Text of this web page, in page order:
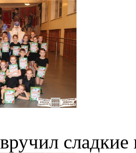
сладкие